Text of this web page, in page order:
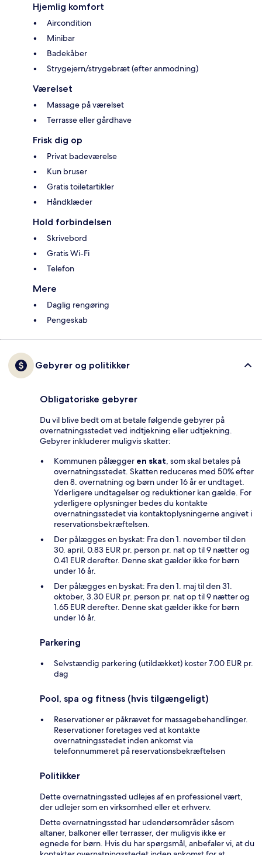
Hjemlig komfort
Aircondition
Minibar
Badekåber
Strygejern/strygebræt (efter anmodning)
Værelset
Massage på værelset
Terrasse eller gårdhave
Frisk dig op
Privat badeværelse
Kun bruser
Gratis toiletartikler
Håndklæder
Hold forbindelsen
Skrivebord
Gratis Wi-Fi
Telefon
Mere
Daglig rengøring
Pengeskab
Gebyrer og politikker
Obligatoriske gebyrer
Du vil blive bedt om at betale følgende gebyrer på
overnatningsstedet ved indtjekning eller udtjekning.
Gebyrer inkluderer muligvis skatter:
Kommunen pålægger en skat, som skal betales på
overnatningsstedet. Skatten reduceres med 50% efter
den 8. overnatning og børn under 16 år er undtaget.
Yderligere undtagelser og reduktioner kan gælde. For
yderligere oplysninger bedes du kontakte
overnatningsstedet via kontaktoplysningerne angivet i
reservationsbekræftelsen.
Der pålægges en byskat: Fra den 1. november til den
30. april, 0.83 EUR pr. person pr. nat op til 9 nætter og
0.41 EUR derefter. Denne skat gælder ikke for børn
under 16 år.
Der pålægges en byskat: Fra den 1. maj til den 31.
oktober, 3.30 EUR pr. person pr. nat op til 9 nætter og
1.65 EUR derefter. Denne skat gælder ikke for børn
under 16 år.
Parkering
Selvstændig parkering (utildækket) koster 7.00 EUR pr.
dag
Pool, spa og fitness (hvis tilgængeligt)
Reservationer er påkrævet for massagebehandlinger.
Reservationer foretages ved at kontakte
overnatningsstedet inden ankomst via
telefonnummeret på reservationsbekræftelsen
Politikker
Dette overnatningssted udlejes af en professionel vært,
der udlejer som en virksomhed eller et erhverv.
Dette overnatningssted har udendørsområder såsom
altaner, balkoner eller terrasser, der muligvis ikke er
egnede for børn. Hvis du har spørgsmål, anbefaler vi, at du